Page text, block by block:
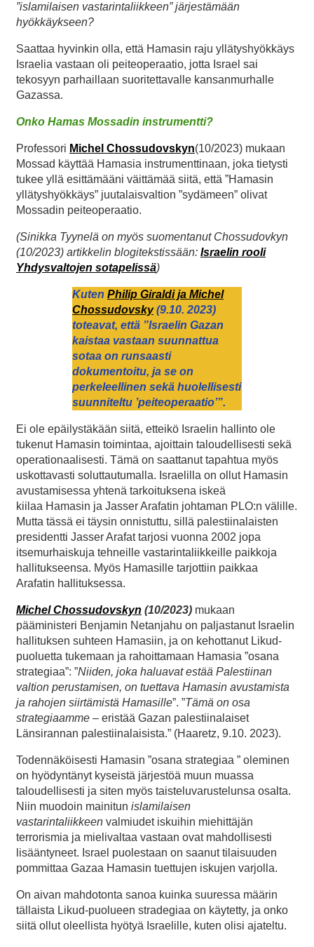
”islamilaisen vastarintaliikkeen”järjestämään
hyökkäykseen?
Saattaa hyvinkin olla, että Hamasin raju yllätyshyökkäys
Israelia vastaan oli peiteoperaatio, jotta Israel sai
tekosyyn parhaillaan suoritettavalle kansanmurhalle
Gazassa.
Onko Hamas Mossadin instrumentti?
Professori Michel Chossudovskyn(10/2023) mukaan
Mossad käyttää Hamasia instrumenttinaan, joka tietysti
tukee yllä esittämääni väittämää siitä, että ”Hamasin
yllätyshyökkäys” juutalaisvaltion ”sydämeen” olivat
Mossadin peiteoperaatio.
(Sinikka Tyynelä on myös suomentanut Chossudovkyn
(10/2023) artikkelin blogitekstissään: Israelin rooli
Yhdysvaltojen sotapelissä)
Kuten Philip Giraldi ja Michel
Chossudovsky(9.10. 2023)
toteavat, että ”Israelin Gazan
kaistaa vastaan suunnattua
sotaa on runsaasti
dokumentoitu, ja se on
perkeleellinen sekä huolellisesti
suunniteltu ’peiteoperaatio’”.
Ei ole epäilystäkään siitä, etteikö Israelin hallinto ole
tukenut Hamasin toimintaa, ajoittain taloudellisesti sekä
operationaalisesti. Tämä on saattanut tapahtua myös
uskottavasti soluttautumalla. Israelilla on ollut Hamasin
avustamisessa yhtenä tarkoituksena iskeä
kiilaa Hamasin ja Jasser Arafatin johtaman PLO:n välille.
Mutta tässä ei täysin onnistuttu, sillä palestiinalaisten
presidentti Jasser Arafat tarjosi vuonna 2002 jopa
itsemurhaiskuja tehneille vastarintaliikkeille paikkoja
hallitukseensa. Myös Hamasille tarjottiin paikkaa
Arafatin hallituksessa.
Michel Chossudovskyn (10/2023) mukaan
pääministeri Benjamin Netanjahu on paljastanut Israelin
hallituksen suhteen Hamasiin, ja on kehottanut Likud-
puoluetta tukemaan ja rahoittamaan Hamasia ”osana
strategiaa”: ”Niiden, joka haluavat estää Palestiinan
valtion perustamisen, on tuettava Hamasin avustamista
ja rahojen siirtämistä Hamasille”. ”Tämä on osa
strategiaamme – eristää Gazan palestiinalaiset
Länsirannan palestiinalaisista.” (Haaretz, 9.10. 2023).
Todennäköisesti Hamasin ”osana strategiaa ” oleminen
on hyödyntänyt kyseistä järjestöä muun muassa
taloudellisesti ja siten myös taisteluvarustelunsa osalta.
Niin muodoin mainitun islamilaisen
vastarintaliikkeen valmiudet iskuihin miehittäjän
terrorismia ja mielivaltaa vastaan ovat mahdollisesti
lisääntyneet. Israel puolestaan on saanut tilaisuuden
pommittaa Gazaa Hamasin tuettujen iskujen varjolla.
On aivan mahdotonta sanoa kuinka suuressa määrin
tällaista Likud-puolueen stradegiaa on käytetty, ja onko
siitä ollut oleellista hyötyä Israelille, kuten olisi ajateltu.